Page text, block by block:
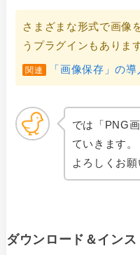
さまざまな形式で画像
うプラグインもあります
関連 「画像保存」の導
では「PNG
ていきます。
よろしくお願
ダウンロード＆イン